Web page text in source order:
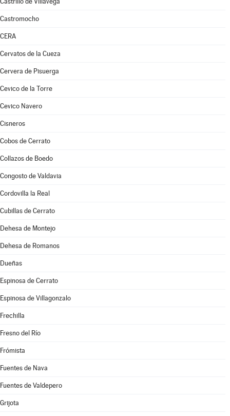
Castromocho
CERA
Cervatos de la Cueza
Cervera de Pisuerga
Cevico de la Torre
Cevico Navero
Cisneros
Cobos de Cerrato
Collazos de Boedo
Congosto de Valdavia
Cordovilla la Real
Cubillas de Cerrato
Dehesa de Montejo
Dehesa de Romanos
Dueñas
Espinosa de Cerrato
Espinosa de Villagonzalo
Frechilla
Fresno del Río
Frómista
Fuentes de Nava
Fuentes de Valdepero
Grijota